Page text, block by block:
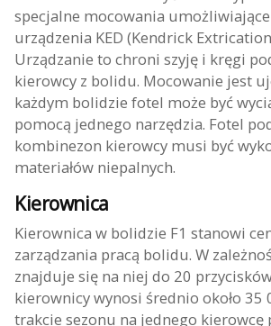
specjalne mocowania
urządzenia KED (Kendrick
Urządzanie to chroni szyję i kręgi
kierowcy z bolidu. Mocowanie jest
każdym bolidzie fotel może być
pomocą jednego narzędzia. Fotel
kombinezon kierowcy musi być
materiałów niepalnych.
Kierownica
Kierownica w bolidzie F1 stanowi
zarządzania pracą bolidu. W
znajduje się na niej do 20
kierownicy wynosi średnio około 35
trakcie sezonu na jednego kierowcę